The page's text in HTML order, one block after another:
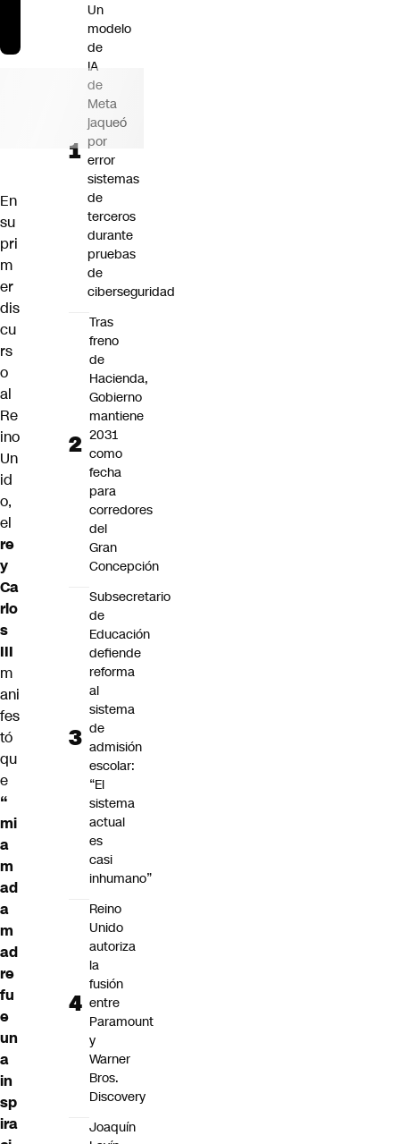
En
su
pri
m
er
dis
cu
rs
o
al
Re
ino
Un
id
o,
el
re
y
Ca
rlo
s
III
m
ani
fes
tó
qu
e
“
mi
a
m
ad
a
m
ad
re
fu
e
un
a
in
sp
ira
Un
modelo
de
IA
de
Meta
jaqueó
por
error
sistemas
de
terceros
durante
pruebas
de
ciberseguridad
Tras
freno
de
Hacienda,
Gobierno
mantiene
2031
como
fecha
para
corredores
del
Gran
Concepción
Subsecretario
de
Educación
defiende
reforma
al
sistema
de
admisión
escolar:
“El
sistema
actual
es
casi
inhumano”
Reino
Unido
autoriza
la
fusión
entre
Paramount
y
Warner
Bros.
Discovery
Joaquín